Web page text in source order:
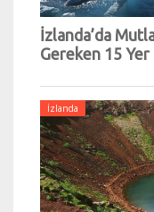
İzlanda’da
Gereken 15 Yer
İzlanda